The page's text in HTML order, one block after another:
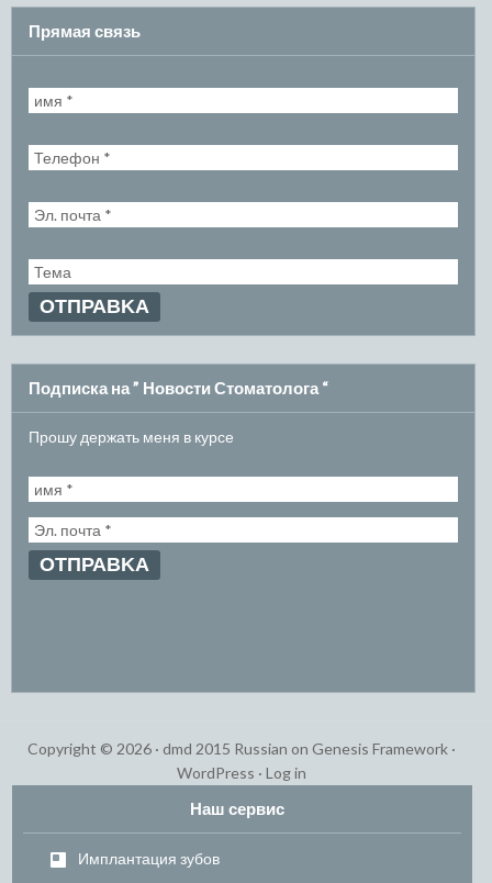
Прямая связь
Подписка на ” Новости Стоматолога “
Прошу держать меня в курсе
Copyright © 2026 · dmd 2015 Russian on Genesis Framework ·
WordPress · Log in
Наш сервис
Имплантация зубов